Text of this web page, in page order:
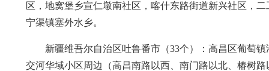
区，地窝堡乡宣仁墩南社区，喀什东路街道新兴社区，
宁渠镇塞外水乡。
新疆维吾尔自治区吐鲁番市（33个）：高昌区葡萄
交河华域小区周边（高昌南路以西、南门路以北、椿树